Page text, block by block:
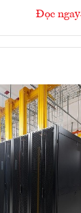
Đọc ngay